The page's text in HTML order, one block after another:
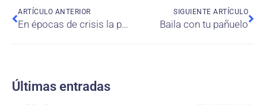
ARTÍCULO ANTERIOR
En épocas de crisis la prioridad es la liquidez no la rentabilidad
SIGUIENTE ARTÍCULO
Baila con tu pañuelo
Últimas entradas